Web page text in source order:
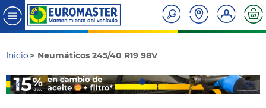
Inicio Neumáticos 245/40 R19 98V